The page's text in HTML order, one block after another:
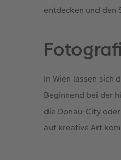
entdecken und den
In Wien lassen sich
Beginnend bei der
die Donau-City
auf kreative Art